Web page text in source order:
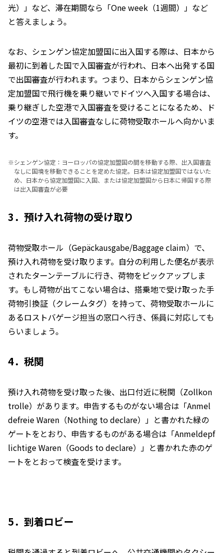
光）」など、滞在期間なら「One week（1週間）」など
と答えましょう。
なお、シェンゲン協定加盟国に出入国する際は、日本から
最初に到着した国で入国審査が行われ、日本へ出発する国
で出国審査が行われます。つまり、日本からシェンゲン協
定加盟国で飛行機を乗り継いでドイツへ入国する場合は、
乗り継ぎした空港で入国審査を受けることになるため、ド
イツの空港では入国審査なしに荷物受取ホールへ向かいま
す。
※シェンゲン協定：ヨーロッパの協定加盟国の間を移動する際、出入国審査
なしに国境を移動できることを定めた協定。日本は協定加盟国ではないた
め、日本から協定加盟国に入国、または協定加盟国から日本に帰国する際
は出入国審査が必要
3．預け入れ荷物の受け取り
荷物受取ホール（Gepäckausgabe/Baggage claim）で、
預け入れ荷物を受け取ります。自分の利用した便名が表示
されたターンテーブルに行き、荷物をピックアップしま
す。もし荷物が出てこない場合は、搭乗地で受け取った手
荷物引換証（クレームタグ）を持って、荷物受取ホールに
あるロストバゲージ担当の窓口へ行き、係員に対応しても
らいましょう。
4．税関
預け入れ荷物を受け取った後、出口付近に税関（Zollkon
trolle）があります。申告するものがない場合は「Anmel
defreie Waren（Nothing to declare）」と書かれた緑の
ゲートをとおり、申告するものがある場合は「Anmeldepf
lichtige Waren（Goods to declare）」と書かれた赤のゲ
ートをとおって検査を受けます。
5．到着ロビー